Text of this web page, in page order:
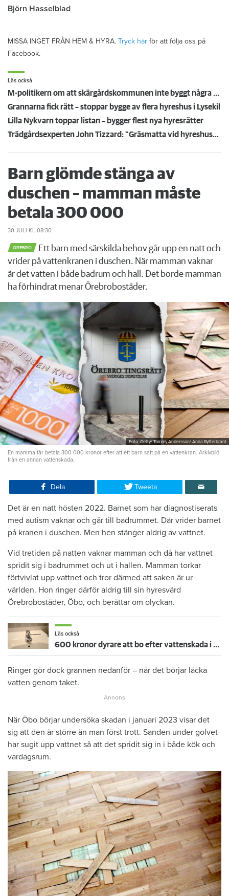
Björn Hasselblad
MISSA INGET FRÅN HEM & HYRA. Tryck här för att följa oss på
Facebook.
Läs också
M-politikern om att skärgårdskommunen inte byggt några hyresrätter – ”olyckligt”
Grannarna fick rätt – stoppar bygge av flera hyreshus i Lysekil
Lilla Nykvarn toppar listan – bygger flest nya hyresrätter
Trädgårdsexperten John Tizzard: "Gräsmatta vid hyreshuset räcker inte längre"
Barn glömde stänga av
duschen – mamman måste
betala 300 000
30 JULI KL 08:30
ÖREBRO
Ett barn med särskilda behov går upp en natt och
vrider på vattenkranen i duschen. När mamman vaknar
är det vatten i både badrum och hall. Det borde mamman
ha förhindrat menar Örebrobostäder.
Foto: Getty/ Tommy Andersson/ Anna Rytterbrant
En mamma får betala 300 000 kronor efter att ett barn satt på en vattenkran. Arkivbild
från en annan vattenskada.
Dela Tweeta
Det är en natt hösten 2022. Barnet som har diagnostiserats
med autism vaknar och går till badrummet. Där vrider barnet
på kranen i duschen. Men hen stänger aldrig av vattnet.
Vid tretiden på natten vaknar mamman och då har vattnet
spridit sig i badrummet och ut i hallen. Mamman torkar
förtvivlat upp vattnet och tror därmed att saken är ur
världen. Hon ringer därför aldrig till sin hyresvärd
Örebrobostäder, Öbo, och berättar om olyckan.
Läs också
600 kronor dyrare att bo efter vattenskada i Varberg
Ringer gör dock grannen nedanför – när det börjar läcka
vatten genom taket.
När Öbo börjar undersöka skadan i januari 2023 visar det
sig att den är större än man först trott. Sanden under golvet
har sugit upp vattnet så att det spridit sig in i både kök och
vardagsrum.